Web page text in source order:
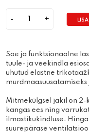
Quantity
Soe ja funktsionaalne
tuule- ja veekindla
uhutud elastne
Mitmekülgsel jakil on
kangas ees ning
ilmastikukindluse.
suurepärase